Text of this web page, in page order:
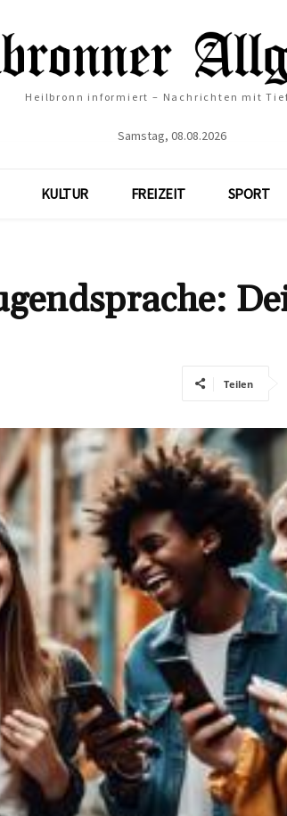
Heilbronn informiert – Nachrichten mit
Samstag, 08.08.2026
KULTUR FREIZEIT SPORT
Teilen